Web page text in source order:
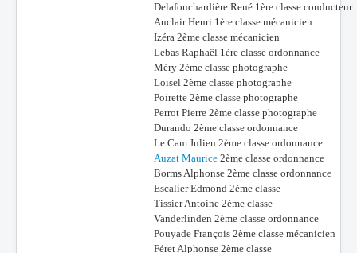
Delafouchardière René 1ère classe conducteur
Auclair Henri 1ère classe mécanicien
Izéra 2ème classe mécanicien
Lebas Raphaël 1ère classe ordonnance
Méry 2ème classe photographe
Loisel 2ème classe photographe
Poirette 2ème classe photographe
Perrot Pierre 2ème classe photographe
Durando 2ème classe ordonnance
Le Cam Julien 2ème classe ordonnance
Auzat Maurice 2ème classe ordonnance
Borms Alphonse 2ème classe ordonnance
Escalier Edmond 2ème classe
Tissier Antoine 2ème classe
Vanderlinden 2ème classe ordonnance
Pouyade François 2ème classe mécanicien
Féret Alphonse 2ème classe